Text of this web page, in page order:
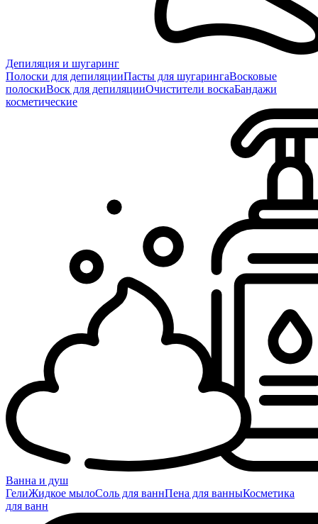
Депиляция и шугаринг
Полоски для депиляцииПасты для шугарингаВосковые
полоскиВоск для депиляцииОчистители воскаБандажи
косметические
Ванна и душ
ГелиЖидкое мылоСоль для ваннПена для ванныКосметика
для ванн